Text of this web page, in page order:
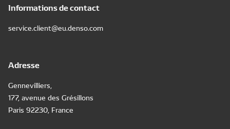
Informations de contact
service.client@eu.denso.com
Adresse
Gennevilliers,
177, avenue des Grésillons
Paris 92230, France